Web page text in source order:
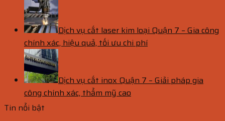
Dịch vụ cắt laser kim loại Quận 7 – Gia công
chính xác, hiệu quả, tối ưu chi phí
Dịch vụ cắt inox Quận 7 – Giải pháp gia
công chính xác, thẩm mỹ cao
Tin nổi bật